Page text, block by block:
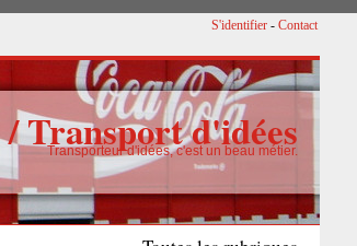
S'identifier - Contact
Transport d'idées
Transporteur d'idées, c'est un beau métier.
Un nouveau projet de création de motifs